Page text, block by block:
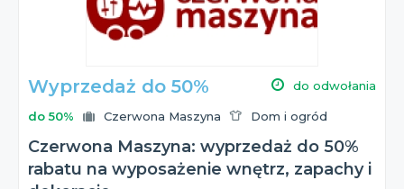
Wyprzedaż do 50% do odwołania
do 50% Czerwona Maszyna Dom i ogród
Czerwona Maszyna: wyprzedaż do 50%
rabatu na wyposażenie wnętrz, zapachy i